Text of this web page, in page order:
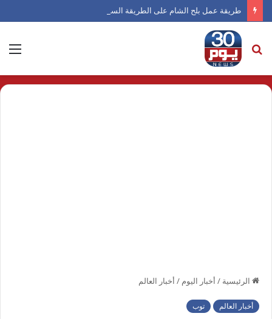
طريقة عمل بلح الشام على الطريقة السورية
بحث
عن
الرئيسية / أخبار اليوم / أخبار العالم
أخبار العالم توب